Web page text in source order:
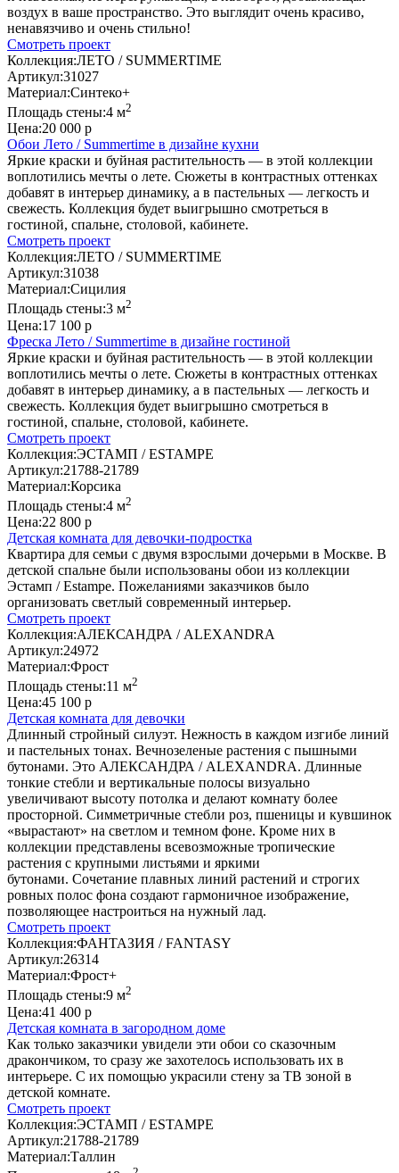
воздух в ваше пространство. Это выглядит очень красиво,
ненавязчиво и очень стильно!
Смотреть проект
Коллекция:ЛЕТО / SUMMERTIME
Артикул:31027
Материал:Синтеко+
Площадь стены:4 м2
Цена:20 000 р
Обои Лето / Summertime в дизайне кухни
Яркие краски и буйная растительность — в этой коллекции
воплотились мечты о лете. Сюжеты в контрастных оттенках
добавят в интерьер динамику, а в пастельных — легкость и
свежесть. Коллекция будет выигрышно смотреться в
гостиной, спальне, столовой, кабинете.
Смотреть проект
Коллекция:ЛЕТО / SUMMERTIME
Артикул:31038
Материал:Сицилия
Площадь стены:3 м2
Цена:17 100 р
Фреска Лето / Summertime в дизайне гостиной
Яркие краски и буйная растительность — в этой коллекции
воплотились мечты о лете. Сюжеты в контрастных оттенках
добавят в интерьер динамику, а в пастельных — легкость и
свежесть. Коллекция будет выигрышно смотреться в
гостиной, спальне, столовой, кабинете.
Смотреть проект
Коллекция:ЭСТАМП / ESTAMPE
Артикул:21788-21789
Материал:Корсика
Площадь стены:4 м2
Цена:22 800 р
Детская комната для девочки-подростка
Квартира для семьи с двумя взрослыми дочерьми в Москве. В
детской спальне были использованы обои из коллекции
Эстамп / Estampe. Пожеланиями заказчиков было
организовать светлый современный интерьер.
Смотреть проект
Коллекция:АЛЕКСАНДРА / ALEXANDRA
Артикул:24972
Материал:Фрост
Площадь стены:11 м2
Цена:45 100 р
Детская комната для девочки
Длинный стройный силуэт. Нежность в каждом изгибе линий
и пастельных тонах. Вечнозеленые растения с пышными
бутонами. Это АЛЕКСАНДРА / ALEXANDRA. Длинные
тонкие стебли и вертикальные полосы визуально
увеличивают высоту потолка и делают комнату более
просторной. Симметричные стебли роз, пшеницы и кувшинок
«вырастают» на светлом и темном фоне. Кроме них в
коллекции представлены всевозможные тропические
растения с крупными листьями и яркими
бутонами. Сочетание плавных линий растений и строгих
ровных полос фона создают гармоничное изображение,
позволяющее настроиться на нужный лад.
Смотреть проект
Коллекция:ФАНТАЗИЯ / FANTASY
Артикул:26314
Материал:Фрост+
Площадь стены:9 м2
Цена:41 400 р
Детская комната в загородном доме
Как только заказчики увидели эти обои со сказочным
дракончиком, то сразу же захотелось использовать их в
интерьере. С их помощью украсили стену за ТВ зоной в
детской комнате.
Смотреть проект
Коллекция:ЭСТАМП / ESTAMPE
Артикул:21788-21789
Материал:Таллин